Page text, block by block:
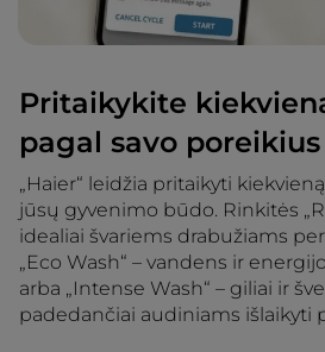
Pritaikykite
pagal savo poreikius
„Haier“ leidžia pritaikyti
jūsų gyvenimo būdo. Rinkitės
idealiai švariems drabužiams
„Eco Wash“ – vandens ir
arba „Intense Wash“ – giliai ir
padedančiai audiniams išlaikyti